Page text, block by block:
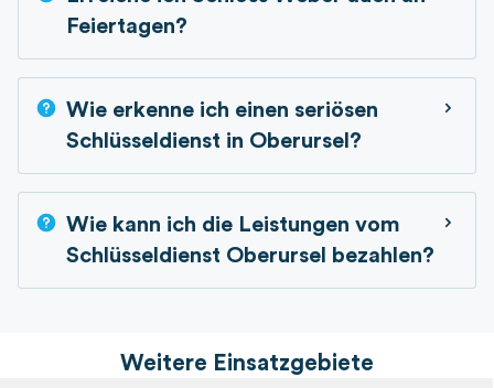
Feiertagen?
Wie erkenne ich einen seriösen
Schlüsseldienst in Oberursel?
Wie kann ich die Leistungen vom
Schlüsseldienst Oberursel bezahlen?
Weitere Einsatzgebiete